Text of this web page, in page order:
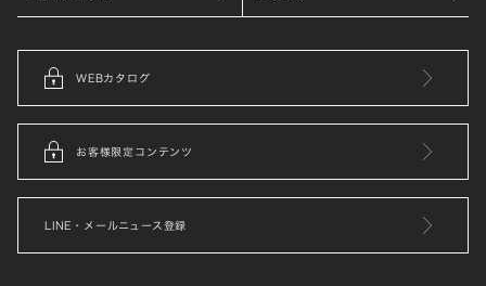
WEBカタログ
お客様限定コンテンツ
LINE・メールニュース登録